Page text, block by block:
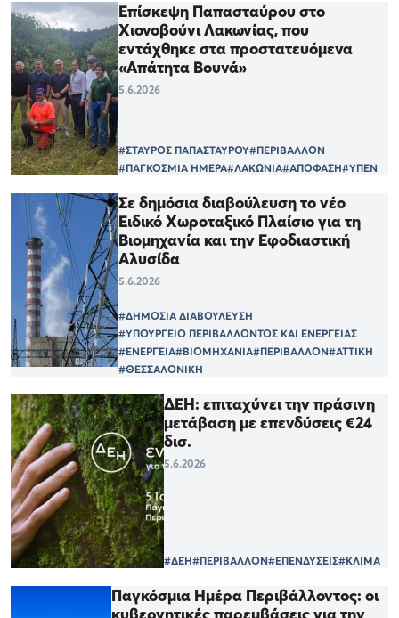
Επίσκεψη Παπασταύρου στο
Χιονοβούνι Λακωνίας, που
εντάχθηκε στα προστατευόμενα
«Απάτητα Βουνά»
5.6.2026
#ΣΤΑΥΡΟΣ ΠΑΠΑΣΤΑΥΡΟΥ#ΠΕΡΙΒΑΛΛΟΝ
#ΠΑΓΚΟΣΜΙΑ ΗΜΕΡΑ#ΛΑΚΩΝΙΑ#ΑΠΟΦΑΣΗ#ΥΠΕΝ
Σε δημόσια διαβούλευση το νέο
Ειδικό Χωροταξικό Πλαίσιο για τη
Βιομηχανία και την Εφοδιαστική
Αλυσίδα
5.6.2026
#ΔΗΜΟΣΙΑ ΔΙΑΒΟΥΛΕΥΣΗ
#ΥΠΟΥΡΓΕΙΟ ΠΕΡΙΒΑΛΛΟΝΤΟΣ ΚΑΙ ΕΝΕΡΓΕΙΑΣ
#ΕΝΕΡΓΕΙΑ#ΒΙΟΜΗΧΑΝΙΑ#ΠΕΡΙΒΑΛΛΟΝ#ΑΤΤΙΚΗ
#ΘΕΣΣΑΛΟΝΙΚΗ
ΔΕΗ: επιταχύνει την πράσινη
μετάβαση με επενδύσεις €24
δισ.
5.6.2026
#ΔΕΗ#ΠΕΡΙΒΑΛΛΟΝ#ΕΠΕΝΔΥΣΕΙΣ#ΚΛΙΜΑ
Παγκόσμια Ημέρα Περιβάλλοντος: οι
κυβερνητικές παρεμβάσεις για την